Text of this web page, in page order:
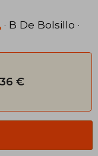
· B De Bolsillo ·
€